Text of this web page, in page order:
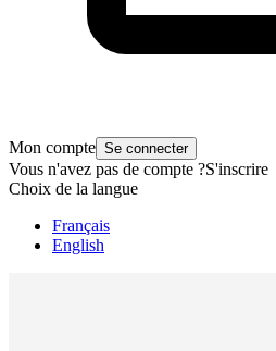
Mon compte Se connecter
Vous n'avez pas de compte ?S'inscrire
Choix de la langue
Français
English